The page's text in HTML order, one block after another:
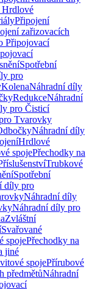
Hrdlové
Připojení
zařizovacích
Připojovací
Spotřební
pro
KolenaNáhradní díly
RedukceNáhradní
pro Čisticí
Tvarovky
Náhradní díly
Hrdlové
spojePřechodky na
Trubkové
Spotřební
díly pro
Náhradní díly
Náhradní díly pro
Zvláštní
Svařované
spojePřechodky na
jiné
spojePřírubové
předmětůNáhradní